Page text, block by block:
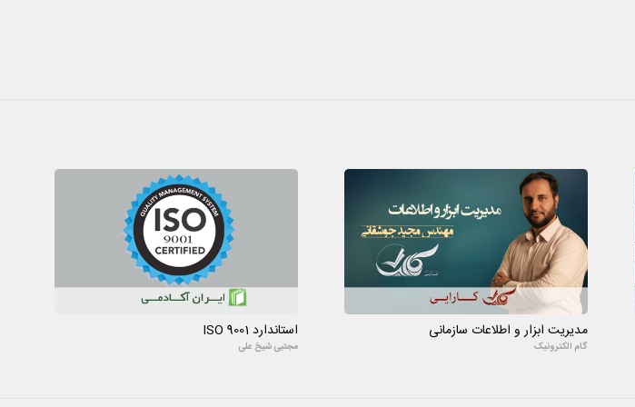
مدیریت ابزار و اطلاعات سازمانی
گام الکترونیک
استاندارد ISO 9001
مجتبی شیخ علی